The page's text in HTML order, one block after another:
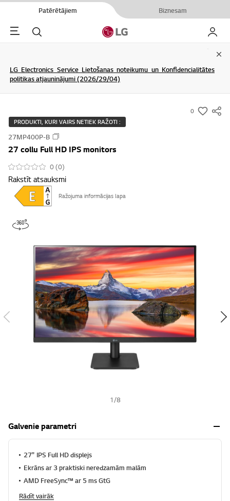
Patērētājiem Biznesam
Menu Meklēt Mans
LG Electronics Service Lietošanas noteikumu un Konfidencialitātes
politikas atjauninājumi (2026/29/04)
0
s
PRODUKTI, KURI VAIRS NETIEK RAŽOTI :
27MP400P-B
27 collu Full HD IPS monitors
0 (0)
Rakstīt atsauksmi
Ražojuma informācijas lapa
1 /8
Galvenie parametri
27" IPS Full HD displejs
Ekrāns ar 3 praktiski neredzamām malām
AMD FreeSync™ ar 5 ms GtG
Rādīt vairāk